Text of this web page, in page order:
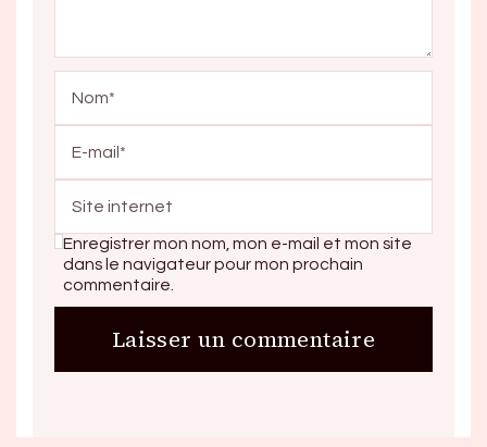
Enregistrer mon nom, mon e-mail et mon site
dans le navigateur pour mon prochain
commentaire.